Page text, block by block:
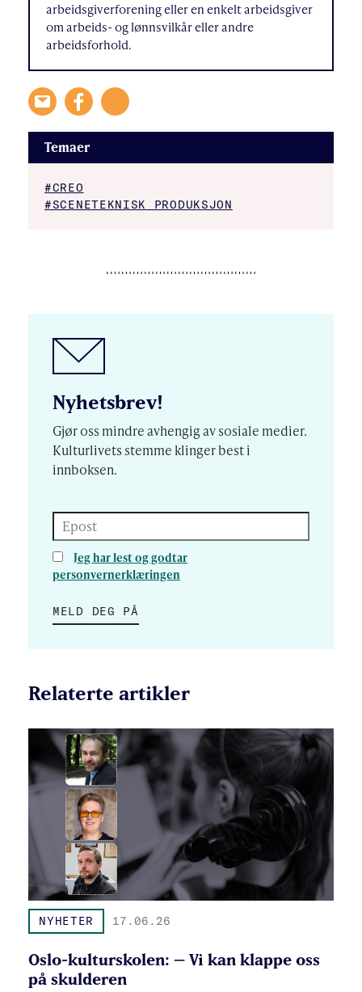
arbeidsgiverforening eller en enkelt arbeidsgiver
om arbeids- og lønnsvilkår eller andre
arbeidsforhold.
Temaer
#CREO
#SCENETEKNISK PRODUKSJON
Nyhetsbrev!
Gjør oss mindre avhengig av sosiale medier.
Kulturlivets stemme klinger best i
innboksen.
Epost
Jeg har lest og godtar
personvernerklæringen
MELD DEG PÅ
Relaterte artikler
NYHETER 17.06.26
Oslo-kulturskolen: – Vi kan klappe oss
på skulderen